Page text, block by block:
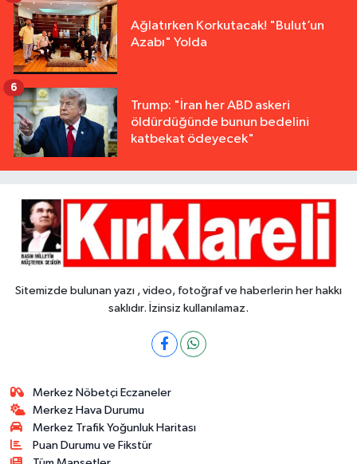
Ağlatırken Korkutacak! "Bulut’un
Azabı" Yolda
Trump: "İran her ABD askeri
öldürdüğünde bunun bedelini
katbekat ödeyecek"
6
Sitemizde bulunan yazı , video, fotoğraf ve haberlerin her hakkı
saklıdır. İzinsiz kullanılamaz.
Merkez Nöbetçi Eczaneler
Merkez Hava Durumu
Merkez Trafik Yoğunluk Haritası
Puan Durumu ve Fikstür